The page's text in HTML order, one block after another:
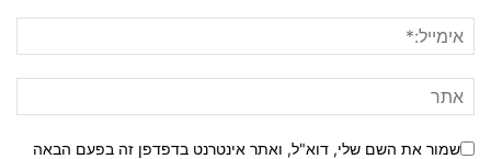
שמור את השם שלי, דוא"ל, ואתר אינטרנט בדפדפן זה בפעם הבאה